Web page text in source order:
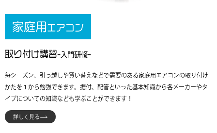
家庭用 エアコン
取り付け講習-入門研修-
毎シーズン、引っ越しや買い替えなどで需要のある家庭用エアコンの取り付け
かたを１から勉強できます。据付、配管といった基本知識から各メーカーやタ
イプについての知識なども学ぶことができます！
詳しく見る